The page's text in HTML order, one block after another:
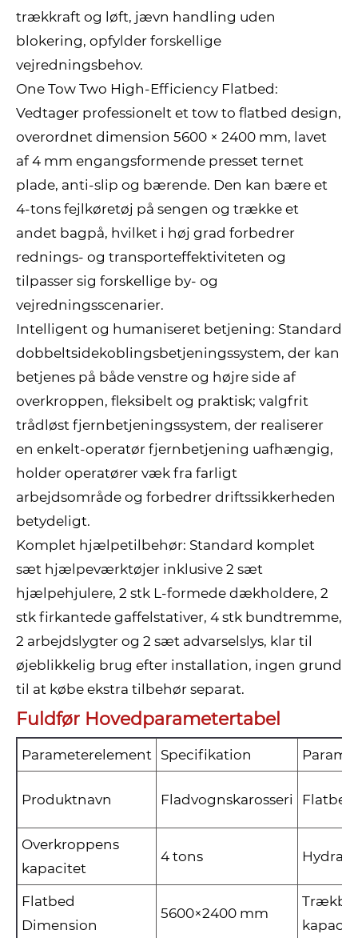
trækkraft og løft, jævn handling uden
blokering, opfylder forskellige
vejredningsbehov.
One Tow Two High-Efficiency Flatbed:
Vedtager professionelt et tow to flatbed design,
overordnet dimension 5600 × 2400 mm, lavet
af 4 mm engangsformende presset ternet
plade, anti-slip og bærende. Den kan bære et
4-tons fejlkøretøj på sengen og trække et
andet bagpå, hvilket i høj grad forbedrer
rednings- og transporteffektiviteten og
tilpasser sig forskellige by- og
vejredningsscenarier.
Intelligent og humaniseret betjening: Standard
dobbeltsidekoblingsbetjeningssystem, der kan
betjenes på både venstre og højre side af
overkroppen, fleksibelt og praktisk; valgfrit
trådløst fjernbetjeningssystem, der realiserer
en enkelt-operatør fjernbetjening uafhængig,
holder operatører væk fra farligt
arbejdsområde og forbedrer driftssikkerheden
betydeligt.
Komplet hjælpetilbehør: Standard komplet
sæt hjælpeværktøjer inklusive 2 sæt
hjælpehjulere, 2 stk L-formede dækholdere, 2
stk firkantede gaffelstativer, 4 stk bundtremme,
2 arbejdslygter og 2 sæt advarselslys, klar til
øjeblikkelig brug efter installation, ingen grund
til at købe ekstra tilbehør separat.
Fuldfør Hovedparametertabel
Parameterelement Specifikation
Produktnavn Fladvognskarosseri
Overkroppens
kapacitet
4 tons
Flatbed
Dimension
5600×2400 mm